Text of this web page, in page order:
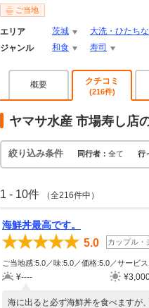
ご当地
エリア 茨城 大洗・ひたち
ジャンル
和食 寿司
概要 クチコミ
(216件)
ヤマサ水産 市場寿し店
絞り込み条件 同行者： 全て 行
1 - 10件 （全216件中）
海鮮丼最高です。
5.0 カップル・
ご当地感:5.0／味:5.0／価格:5.0／サービ
¥----
海に出ると必ず海鮮丼を食べますが